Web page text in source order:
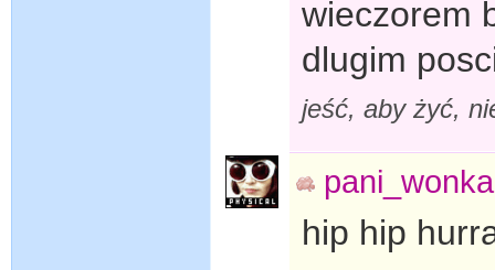
wieczorem
dlugim
jeść, aby żyć,
pani_wonka
hip hip